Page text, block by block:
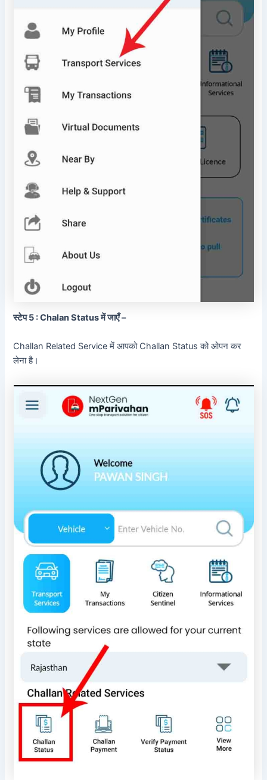
स्टेप 5 : Chalan Status में जाएँ –
Challan Related Service में आपको Challan Status को ओपन कर
लेना है।